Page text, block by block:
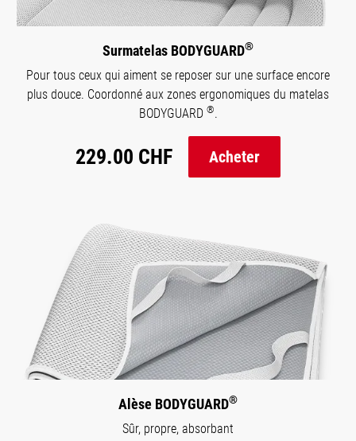
Surmatelas BODYGUARD®
Pour tous ceux qui aiment se reposer sur une surface encore
plus douce. Coordonné aux zones ergonomiques du matelas
BODYGUARD ®.
229.00 CHF Acheter
Alèse BODYGUARD®
Sûr, propre, absorbant